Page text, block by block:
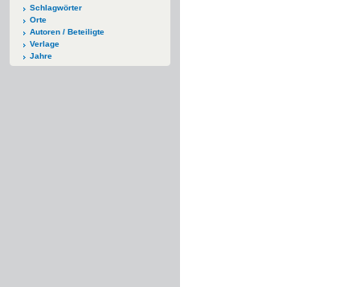
Schlagwörter
Orte
Autoren / Beteiligte
Verlage
Jahre